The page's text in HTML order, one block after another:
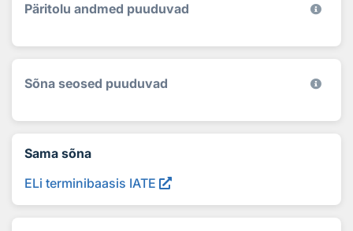
Päritolu andmed puuduvad
Sõna seosed puuduvad
Sama sõna
ELi terminibaasis IATE